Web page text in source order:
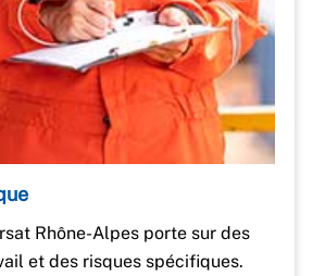
Rhône-Alpes porte sur des
et des risques spécifiques.